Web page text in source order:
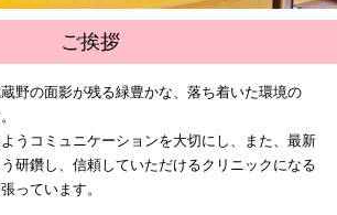
ご挨拶
野の面影が残る緑豊かな、落ち着いた環境の
うコミュニケーションを大切にし、また、最新
研鑽し、信頼していただけるクリニックになる
っています。